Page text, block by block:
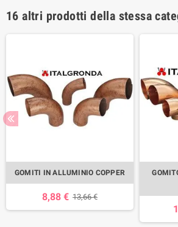
16 altri prodotti della stessa
GOMITI IN ALLUMINIO COPPER
8,88 € 13,66 €